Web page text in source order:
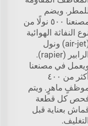
ويضم
مصنعنا ٥٠٠ نولًا من
النفاثة الهوائية
(air-jet) ونول
الرابير (rapier).
في مصنعنا
أكثر من ٤٠٠
ماهرٍ. ويتم
كل قطعة
بعناية قبل
التغليف.